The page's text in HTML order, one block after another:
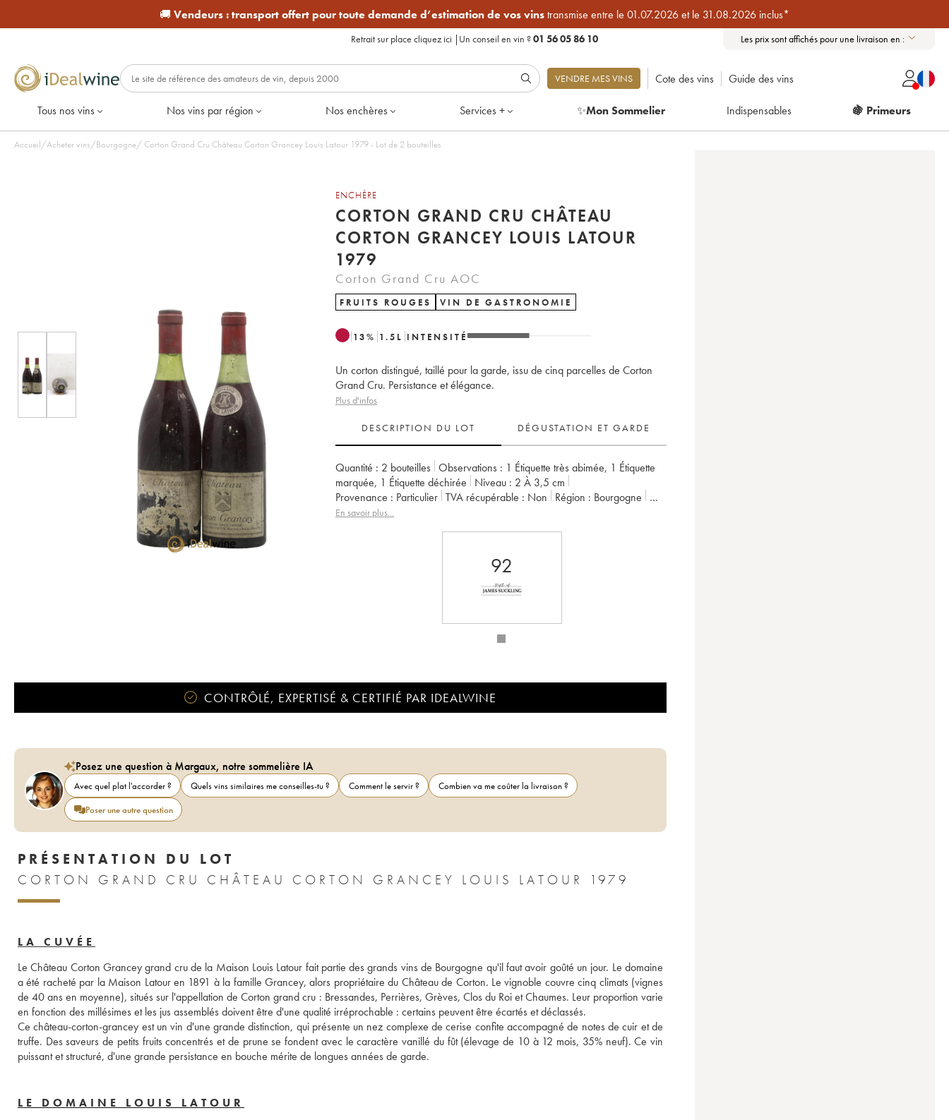
🚚 Vendeurs :transport offert pour toute demande d’estimation de vos vinstransmise entre le 01.07.2026 et le 31.08.2026 inclus*
Retrait sur place cliquez ici | Un conseil en vin ?01 56 05 86 10 Les prix sont affichés pour une livraison en :
VENDRE MES VINS Cote des vins Guide des vins
Tous nos vins Nos vins par région Nos enchères Services + ✨Mon Sommelier Indispensables 🍇 Primeurs
Accueil/Acheter vins/Bourgogne/ Corton Grand Cru Château Corton Grancey Louis Latour 1979 - Lot de 2 bouteilles
ENCHÈRE
CORTON GRAND CRU CHÂTEAU
CORTON GRANCEY LOUIS LATOUR
1979
Corton Grand Cru AOC
FRUITS ROUGES VIN DE GASTRONOMIE
13% 1.5 L INTENSITÉ
Un corton distingué, taillé pour la garde, issu de cinq parcelles de Corton
Grand Cru. Persistance et élégance.
Plus d'infos
DESCRIPTION DU LOT DÉGUSTATION ET GARDE
Quantité : 2 bouteilles Observations : 1 Étiquette très abimée, 1 Étiquette
marquée, 1 Étiquette déchirée Niveau : 2 À 3,5 cm
Provenance : particulier TVA récupérable : non Région :
Bourgogne
Appellation :
En savoir plus...
92
CONTRÔLÉ, EXPERTISÉ & CERTIFIÉ PAR IDEALWINE
Posez une question à Margaux, notre sommelière IA
Avec quel plat l'accorder ? Quels vins similaires me conseilles-tu ? Comment le servir ?
Combien va me coûter la livraison ?
Poser une autre question
PRÉSENTATION DU LOT
CORTON GRAND CRU CHÂTEAU CORTON GRANCEY LOUIS LATOUR 1979
LA CUVÉE
Le Château Corton Grancey grand cru de la Maison Louis Latour fait partie des grands vins de Bourgogne qu'il faut avoir goûté un jour. Le domaine
a été racheté par la Maison Latour en 1891 à la famille Grancey, alors propriétaire du Château de Corton. Le vignoble couvre cinq climats (vignes
de 40 ans en moyenne), situés sur l'appellation de Corton grand cru : Bressandes, Perrières, Grèves, Clos du Roi et Chaumes. Leur proportion varie
en fonction des millésimes et les jus assemblés doivent être d'une qualité irréprochable : certains peuvent être écartés et déclassés.
Ce château-corton-grancey est un vin d'une grande distinction, qui présente un nez complexe de cerise confite accompagné de notes de cuir et de
truffe. Des saveurs de petits fruits concentrés et de prune se fondent avec le caractère vanillé du fût (élevage de 10 à 12 mois, 35% neuf). Ce vin
puissant et structuré, d'une grande persistance en bouche mérite de longues années de garde.
LE DOMAINE LOUIS LATOUR